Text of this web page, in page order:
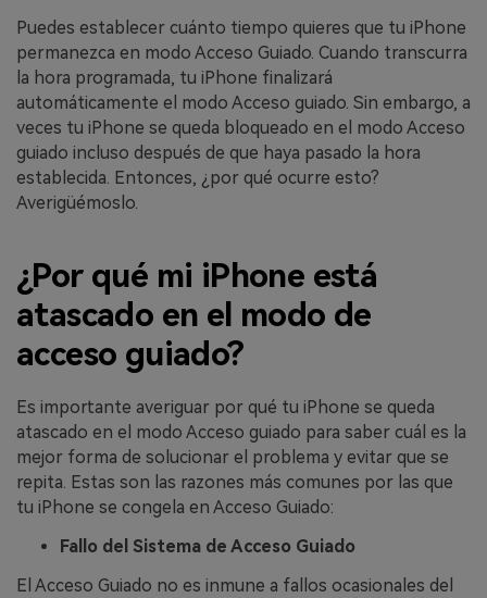
Puedes establecer cuánto tiempo quieres que tu iPhone
permanezca en modo Acceso Guiado. Cuando transcurra
la hora programada, tu iPhone finalizará
automáticamente el modo Acceso guiado. Sin embargo, a
veces tu iPhone se queda bloqueado en el modo Acceso
guiado incluso después de que haya pasado la hora
establecida. Entonces, ¿por qué ocurre esto?
Averigüémoslo.
¿Por qué mi iPhone está
atascado en el modo de
acceso guiado?
Es importante averiguar por qué tu iPhone se queda
atascado en el modo Acceso guiado para saber cuál es la
mejor forma de solucionar el problema y evitar que se
repita. Estas son las razones más comunes por las que
tu iPhone se congela en Acceso Guiado:
Fallo del Sistema de Acceso Guiado
El Acceso Guiado no es inmune a fallos ocasionales del